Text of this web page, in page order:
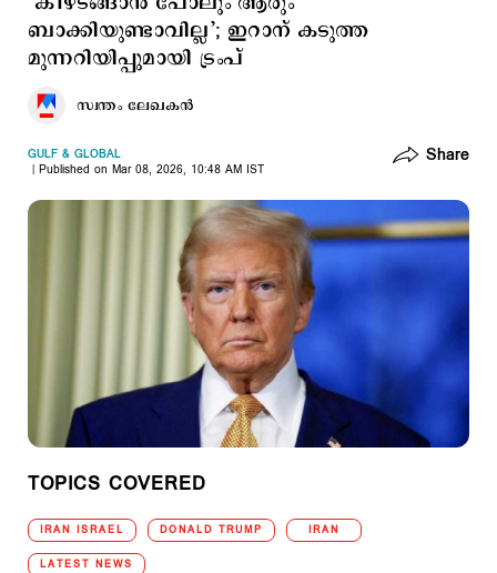
ബാക്കിയുണ്ടാവില്ല’; ഇറാന് കടുത്ത
മുന്നറിയിപ്പുമായി ട്രംപ്
സ്വന്തം ലേഖകൻ
GULF & GLOBAL
Published on Mar 08, 2026, 10:48 AM IST
Share
TOPICS COVERED
IRAN ISRAEL DONALD TRUMP IRAN
LATEST NEWS